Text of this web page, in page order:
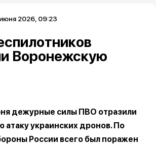
2026, 09:23
Воронежскую
дежурные силы ПВО отразили
атаку украинских дронов. По
России всего был поражен